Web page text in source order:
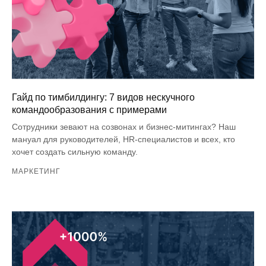
Гайд по тимбилдингу: 7 видов нескучного
командообразования с примерами
Сотрудники зевают на созвонах и бизнес-митингах? Наш
мануал для руководителей, HR-специалистов и всех, кто
хочет создать сильную команду.
МАРКЕТИНГ